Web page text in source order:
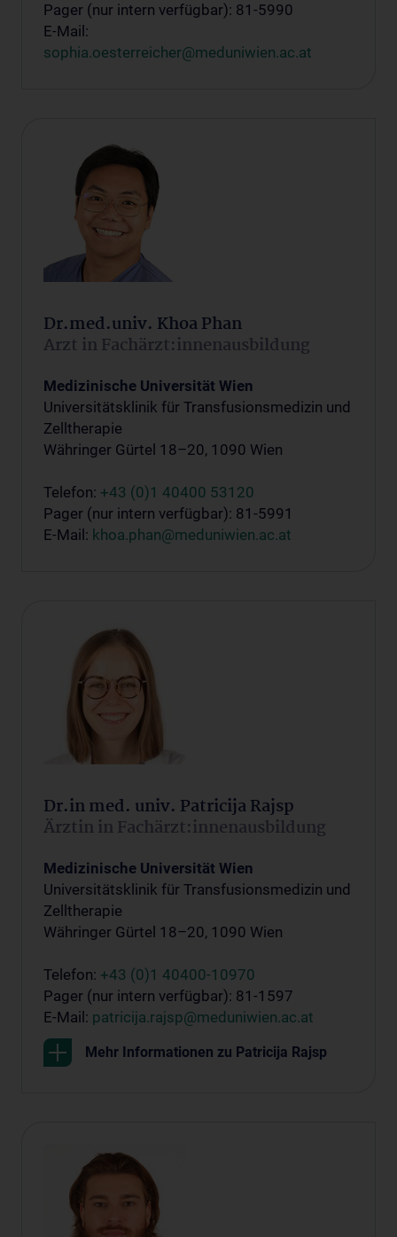
Pager (nur intern verfügbar): 81-5990
E-Mail:
sophia.oesterreicher@meduniwien.ac.at
Dr.med.univ. Khoa Phan
Arzt in Fachärzt:innenausbildung
Medizinische Universität Wien
Universitätsklinik für Transfusionsmedizin und
Zelltherapie
Währinger Gürtel 18–20, 1090 Wien
Telefon: +43 (0)1 40400 53120
Pager (nur intern verfügbar): 81-5991
E-Mail: khoa.phan@meduniwien.ac.at
Dr.in med. univ. Patricija Rajsp
Ärztin in Fachärzt:innenausbildung
Medizinische Universität Wien
Universitätsklinik für Transfusionsmedizin und
Zelltherapie
Währinger Gürtel 18–20, 1090 Wien
Telefon: +43 (0)1 40400-10970
Pager (nur intern verfügbar): 81-1597
E-Mail: patricija.rajsp@meduniwien.ac.at
Mehr Informationen zu Patricija Rajsp